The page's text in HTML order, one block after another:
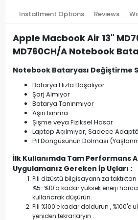
Installment Options Reviews
Apple Macbook Air 13"
MD760CH/A Notebook
Notebook Bataryası Değiştirme
Batarya Hızla Boşalıyor
Şarj Almıyor
Batarya Tanınmıyor
Aşırı Isınma
Şişme veya Fiziksel Hasar
Laptop Açılmıyor, Sadece
Pil Döngüsünün Dolması
İlk Kullanımda Tam Performans
Uygulamanız Gereken İp Uçları :
Pili dizüstü bilgisayarınıza
%5-%10'a kadar yüksek enerji
kullanarak düşürün.
Pili %100'e kadar doldurun , %100'e
yeniden tekrarlaryın .